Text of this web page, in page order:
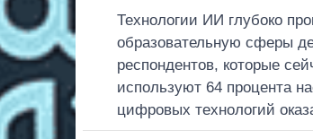
Технологии ИИ глубоко
образовательную сферы
респондентов, которые
используют 64 процента
цифровых технологий